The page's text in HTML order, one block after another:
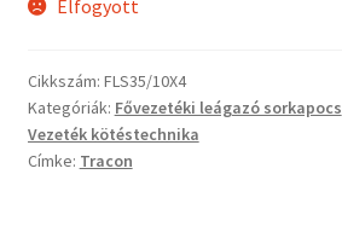
Elfogyott
Cikkszám: FLS35/10X4
Kategóriák: Fővezetéki leágazó sorkapocs
Vezeték kötéstechnika
Címke: Tracon